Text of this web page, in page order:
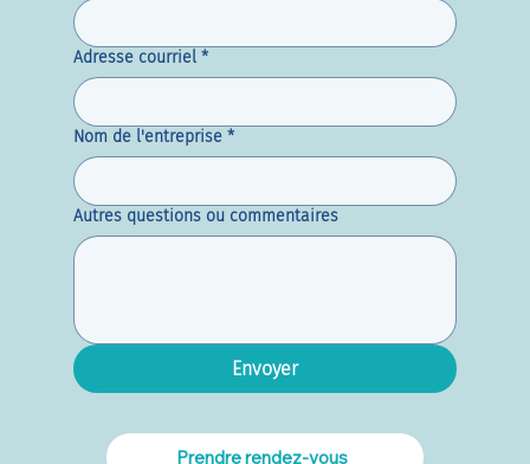
Adresse courriel *
Nom de l'entreprise *
Autres questions ou commentaires
Envoyer
Prendre rendez-vous